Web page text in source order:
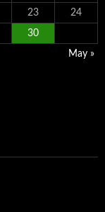
23 24
30
May »